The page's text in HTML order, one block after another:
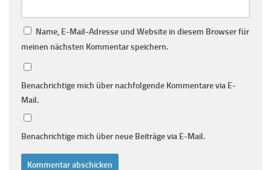
Name, E-Mail-Adresse und Website in diesem Browser für
meinen nächsten Kommentar speichern.
Benachrichtige mich über nachfolgende Kommentare via E-
Mail.
Benachrichtige mich über neue Beiträge via E-Mail.